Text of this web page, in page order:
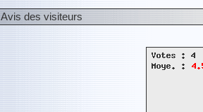
Avis des visiteurs